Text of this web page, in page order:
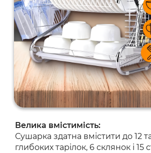
Велика вмістимість:
Сушарка здатна вмістити до 12
глибоких тарілок, 6 склянок і 15